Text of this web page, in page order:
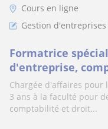
Cours en ligne
Gestion d'entreprises
Formatrice
d'entreprise,
de l'assurance
Chargée d'affaires pour
3 ans à la faculté pour
comptabilité et droit...